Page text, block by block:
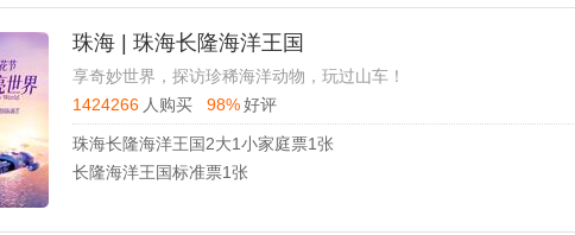
珠海 | 珠海长隆海洋王国
享奇妙世界，探访珍稀海洋动物，玩过山车！
1424266 人购买 98%好评
珠海长隆海洋王国2大1小家庭票1张
长隆海洋王国标准票1张